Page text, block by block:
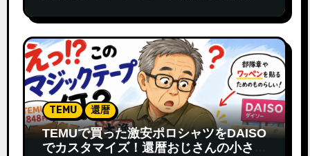
TEMU 還暦
TEMUで買った激安ポロシャツをDAISO
でカスタマイズ！還暦おじさんの小さな